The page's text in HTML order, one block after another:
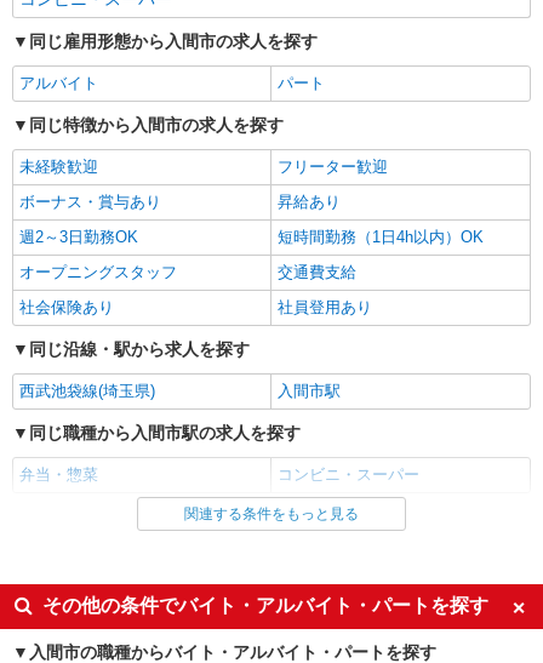
アルバイト
いなげや 西武入間ペペ店
食品スーパースタッフ（鮮魚、惣菜、レジ）
大学・専門学生／時給1141円〜（レジは時給
1150円） ★職種を限定しての募集のため、勤務時
間・曜日の項目をご確認ください。
埼玉県入間市河原町2-1 西武入間ペペ内
キープ 詳細を見る
パート
いなげや 入間春日町店
食品スーパースタッフ（青果）
時給：1204円（青果） ※曜日・時間帯によっ
て加算 ▼詳細は以下の通り 日・祝日／時給125円
望の方はパート対象です。 ★職種を限定しての募
集のため、勤務時間・曜日の項目をご確認くださ
い。
埼玉県入間市春日町1-4-15
詳細を見る
いなげや 西武入間ペペ店
食品スーパースタッフ（惣菜、寿司、一般食
品、レジ）
同じ雇用形態から入間市の求人を探す
アルバイト パート
同じ特徴から入間市の求人を探す
未経験歓迎
フリーター歓迎
ボーナス・賞与あり
昇給あり
週2～3日勤務OK
短時間勤務（1日4h以内）OK
オープニングスタッフ
交通費支給
社会保険あり
社員登用あり
同じ沿線・駅から求人を探す
西武池袋線(埼玉県) 入間市駅
同じ職種から入間市駅の求人を探す
弁当・惣菜 コンビニ・スーパー
同じ雇用形態から入間市駅の求人を探す
同じ特徴から入間市駅の求人を探す
未経験歓迎
フリーター歓迎
関連する条件をもっと見る
その他の条件でバイト・アルバイト・パートを探す
入間市の職種からバイト・アルバイト・パートを探す